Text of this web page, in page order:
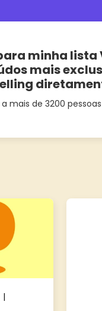
minha lista
mais
mais de 3200 pessoas
|